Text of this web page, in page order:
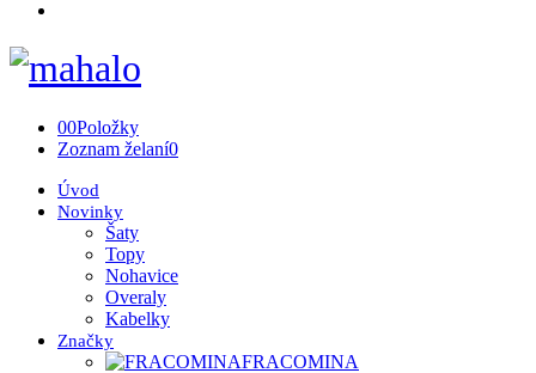
00Položky
Zoznam želaní0
Úvod
Novinky
Šaty
Topy
Nohavice
Overaly
Kabelky
Značky
FRACOMINA